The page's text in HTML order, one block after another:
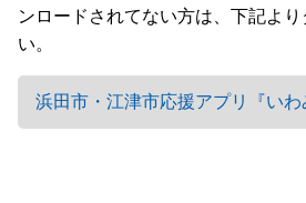
ンロードされてない方は、下記よ
い。
浜田市・江津市応援アプリ『いわ